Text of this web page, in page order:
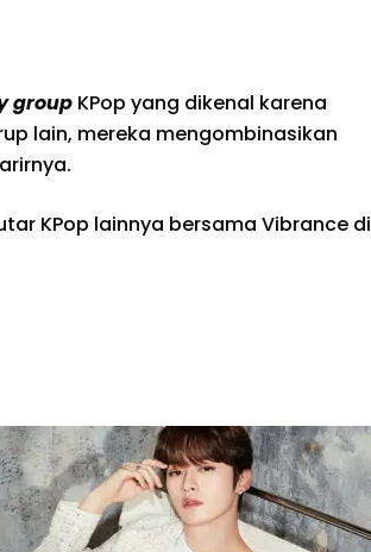
group KPop yang dikenal karena
lain, mereka mengombinasikan
KPop lainnya bersama Vibrance di